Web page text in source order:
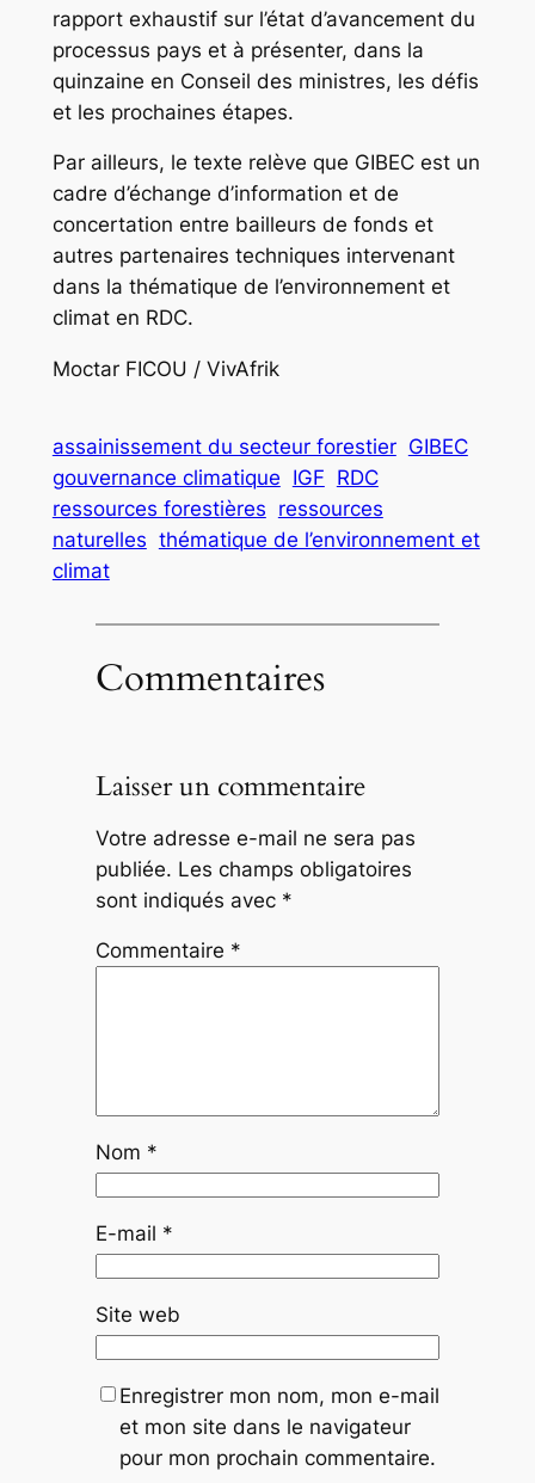
rapport exhaustif sur l’état d’avancement du
processus pays et à présenter, dans la
quinzaine en Conseil des ministres, les défis
et les prochaines étapes.
Par ailleurs, le texte relève que GIBEC est un
cadre d’échange d’information et de
concertation entre bailleurs de fonds et
autres partenaires techniques intervenant
dans la thématique de l’environnement et
climat en RDC.
Moctar FICOU / VivAfrik
assainissement du secteur forestier GIBEC
gouvernance climatique IGF RDC
ressources forestières ressources
naturelles thématique de l’environnement et
climat
Commentaires
Laisser un commentaire
Votre adresse e-mail ne sera pas
publiée. Les champs obligatoires
sont indiqués avec *
Commentaire *
Nom *
E-mail *
Site web
Enregistrer mon nom, mon e-mail
et mon site dans le navigateur
pour mon prochain commentaire.